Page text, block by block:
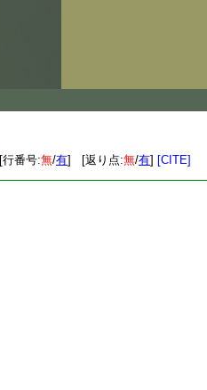
[行番号:無/有] [返り点:無/有] [CITE]